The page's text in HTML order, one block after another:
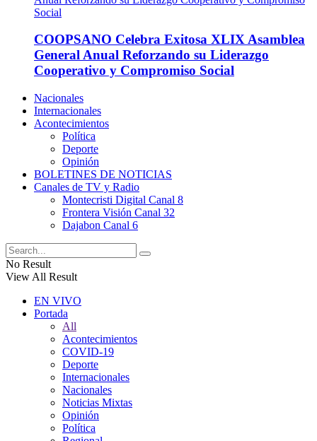
COOPSANO Celebra Exitosa XLIX Asamblea
General Anual Reforzando su Liderazgo
Cooperativo y Compromiso Social
Nacionales
Internacionales
Acontecimientos
Política
Deporte
Opinión
BOLETINES DE NOTICIAS
Canales de TV y Radio
Montecristi Digital Canal 8
Frontera Visión Canal 32
Dajabon Canal 6
No Result
View All Result
EN VIVO
Portada
All
Acontecimientos
COVID-19
Deporte
Internacionales
Nacionales
Noticias Mixtas
Opinión
Política